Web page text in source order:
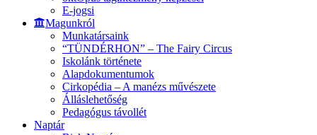
E-jogsi
Magunkról
Munkatársaink
“TÜNDÉRHON” – The Fairy Circus
Iskolánk története
Alapdokumentumok
Cirkopédia – A manézs művészete
Álláslehetőség
Pedagógus távollét
Naptár